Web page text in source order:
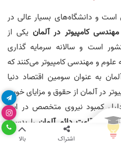
اشتراک بالا
و دانشگاه‌های بسیار عالی در
مهندسی کامپیوتر در آلمان یکی از
است و سالانه سرمایه گذاری
و مهندسی کامپیوتر می‌کنند که
به عنوان سومین اقتصاد دنیا
در آلمان از حقوق و مزایای خوبی
کمبود نیروی متخصص در این
رشته
اقامت دائم آلمان را بدست
تحصیل و زندگی در آلمان بسیار